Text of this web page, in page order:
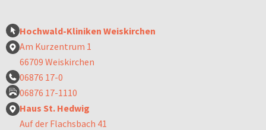
Hochwald-Kliniken Weiskirchen
Am Kurzentrum 1
66709 Weiskirchen
06876 17-0
06876 17-1110
Haus St. Hedwig
Auf der Flachsbach 41